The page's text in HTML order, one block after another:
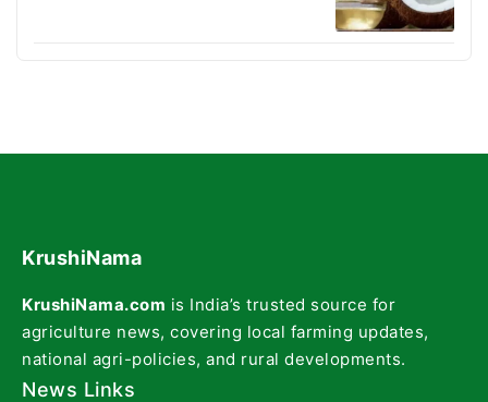
KrushiNama
KrushiNama.com is India’s trusted source for
agriculture news, covering local farming updates,
national agri-policies, and rural developments.
News Links